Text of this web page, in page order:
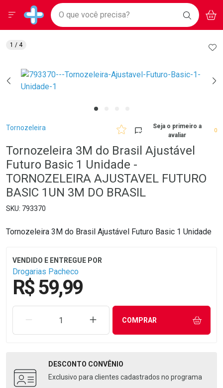
Drogarias Pacheco
Baixe nosso APP e aproveite Ofertas Exclusivas!
BAIXE
O APP
Ir direto para a home
pela página
Ir direto para o conteúdo
Ir direto para a busca
Ir direto para a conta
Ir direto para a notificações
Ir direto para o carrinho
Ir direto para o menu
Faça a sua busca
O que você precisa? BUSCAR
Menu
Breadcrumb
Tornozeleira
Seja o primeiro a
avaliar
0
Tornozeleira 3M do Brasil Ajustável
Futuro Basic 1 Unidade -
TORNOZELEIRA AJUSTAVEL FUTURO
BASIC 1UN 3M DO BRASIL
793370
Tornozeleira 3M do Brasil Ajustável Futuro Basic 1 Unidade
Drogarias Pacheco
R$ 59,99
REMOVER UMA UNIDADEAUMENTAR UMA UNIDADE
COMPRAR
DESCONTO CONVÊNIO
Exclusivo para clientes cadastrados no programa
1 / 4